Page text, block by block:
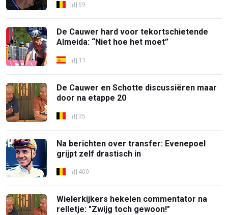
69
De Cauwer hard voor tekortschietende
Almeida: “Niet hoe het moet”
11
De Cauwer en Schotte discussiëren maar
door na etappe 20
35
Na berichten over transfer: Evenepoel
grijpt zelf drastisch in
400
Wielerkijkers hekelen commentator na
relletje: "Zwijg toch gewoon!"